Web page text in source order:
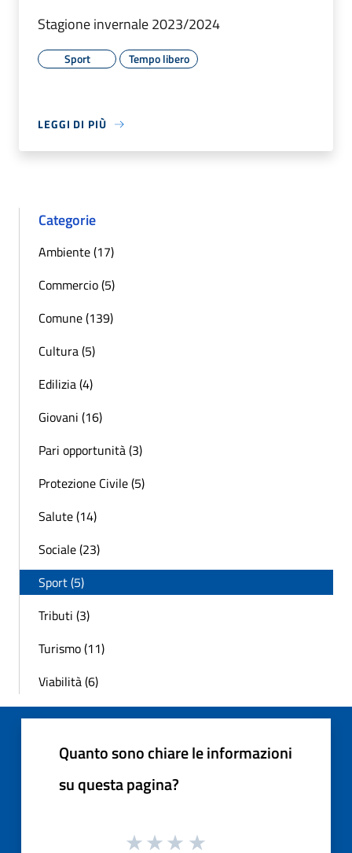
Stagione invernale 2023/2024
Sport Tempo libero
LEGGI DI PIÙ
Categorie
Ambiente (17)
Commercio (5)
Comune (139)
Cultura (5)
Edilizia (4)
Giovani (16)
Pari opportunità (3)
Protezione Civile (5)
Salute (14)
Sociale (23)
Sport (5)
Tributi (3)
Turismo (11)
Viabilità (6)
Quanto sono chiare le informazioni
su questa pagina?